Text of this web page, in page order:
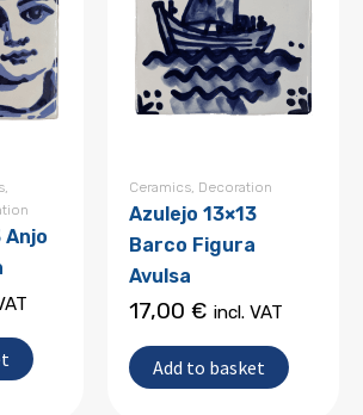
Anjo
Ceramics Decoration
Azulejo 13×13
Barco Figura
Avulsa
17,00 € incl. VAT
Add to basket